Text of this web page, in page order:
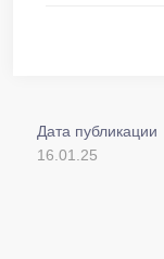
Дата публикации
16.01.25